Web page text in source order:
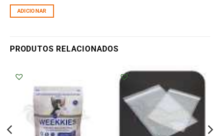
ADICIONAR
PRODUTOS RELACIONADOS